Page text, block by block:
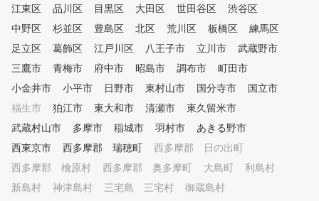
江東区
品川区 目黒区 大田区 世田谷区
渋谷区
中野区
杉並区 豊島区 北区 荒川区 板橋区
練馬区
足立区
葛飾区 江戸川区 八王子市 立川市
武蔵野市
三鷹市
青梅市 府中市 昭島市 調布市
町田市
小金井市
小平市 日野市 東村山市 国分寺市
国立市
福生市
狛江市 東大和市 清瀬市
東久留米市
武蔵村山市
多摩市 稲城市 羽村市
あきる野市
西東京市
西多摩郡 瑞穂町
西多摩郡 日の出町
西多摩郡 檜原村
西多摩郡 奥多摩町 大島町
利島村
新島村
神津島村 三宅島 三宅村
御蔵島村